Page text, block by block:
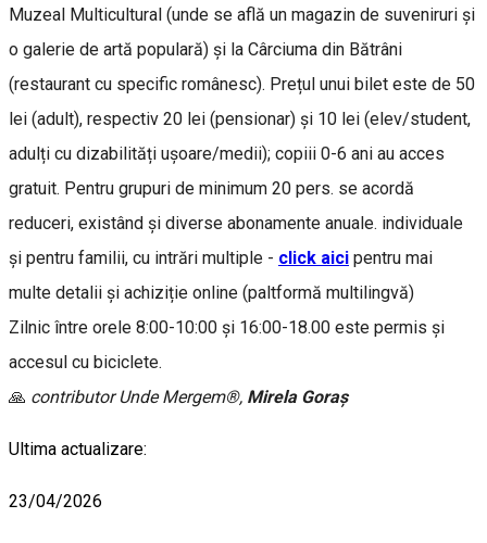
Muzeal Multicultural (unde se află un magazin de suveniruri și
o galerie de artă populară) și la Cârciuma din Bătrâni
(restaurant cu specific românesc). Prețul unui bilet este de 50
lei (adult), respectiv 20 lei (pensionar) și 10 lei (elev/student,
adulți cu dizabilități ușoare/medii); copiii 0-6 ani au acces
gratuit. Pentru grupuri de minimum 20 pers. se acordă
reduceri, existând și diverse abonamente anuale. individuale
și pentru familii, cu intrări multiple - click aici pentru mai
multe detalii și achiziție online (paltformă multilingvă)
Zilnic între orele 8:00-10:00 și 16:00-18.00 este permis și
accesul cu biciclete.
🙏 contributor Unde Mergem®, Mirela Goraş
Ultima actualizare:
23/04/2026